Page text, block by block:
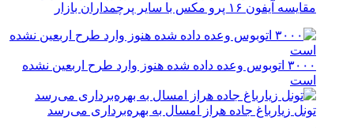
مقایسه آیفون ۱۶ پرو مکس با سایر پرچمداران بازار
۳۰۰۰ اتوبوس وعده داده شده هنوز وارد طرح اربعین نشده
است
تونل زیارباغ جاده هراز امسال به بهره‌برداری می‌رسد